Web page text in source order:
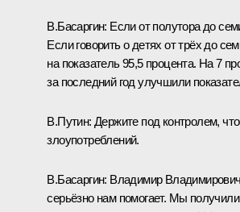
В.Басаргин: Если от полутора до
Если говорить о детях от трёх до
на показатель 95,5 процента. На 7
за последний год улучшили
В.Путин: Держите под контролем,
злоупотреблений.
В.Басаргин: Владимир
серьёзно нам помогает. Мы